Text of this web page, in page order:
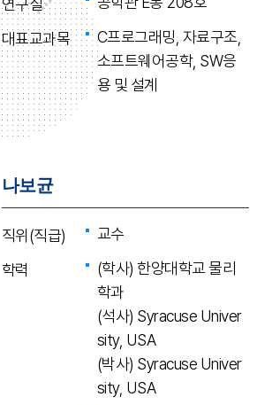
대표교과목
C프로그래밍, 자료구조,
소프트웨어공학, SW응
용 및 설계
나보균
직위(직급)
교수
학력
(학사) 한양대학교 물리
학과
(석사) Syracuse Univer
sity, USA
(박사) Syracuse Univer
sity, USA